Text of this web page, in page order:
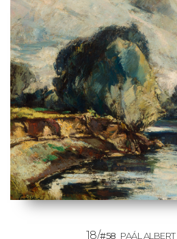
18/#58 PAÁL ALBERT